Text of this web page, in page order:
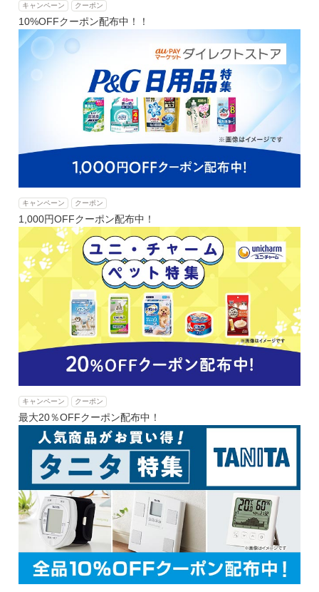
キャンペーン クーポン
10%OFFクーポン配布中！！
キャンペーン クーポン
1,000円OFFクーポン配布中！
キャンペーン クーポン
最大20％OFFクーポン配布中！